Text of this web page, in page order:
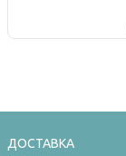
ДОСТАВКА